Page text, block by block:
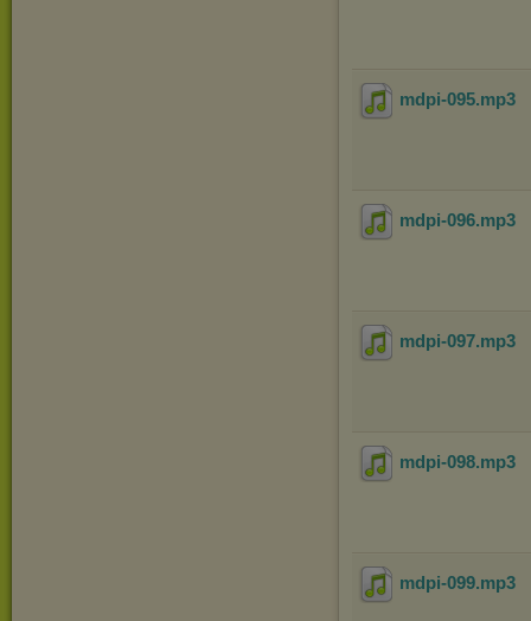
mdpi-095.mp3
mdpi-096.mp3
mdpi-097.mp3
mdpi-098.mp3
mdpi-099.mp3